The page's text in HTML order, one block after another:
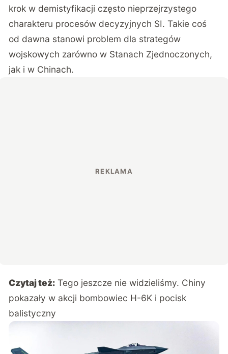
krok w demistyfikacji często nieprzejrzystego
charakteru procesów decyzyjnych SI. Takie coś
od dawna stanowi problem dla strategów
wojskowych zarówno w Stanach Zjednoczonych,
jak i w Chinach.
Czytaj też: Tego jeszcze nie widzieliśmy. Chiny
pokazały w akcji bombowiec H-6K i pocisk
balistyczny